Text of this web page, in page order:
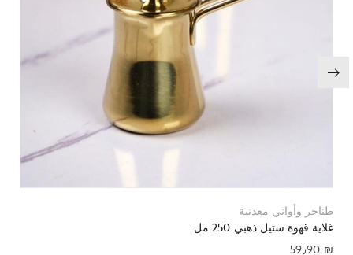
طناجر وأواني معدنية
غلاية قهوة ستيل ذهبي 250 مل
59٫90 ₪